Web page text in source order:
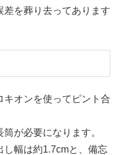
を葬り去ってあります
オンを使ってピント合
が必要になります。
幅は約1.7cmと、備忘